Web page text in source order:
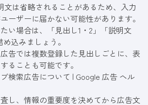
文は省略されることがあるため、入力
ーザーに届かない可能性があります。
い場合は、「見出し1・2」「説明文
込みましょう。
告では複数登録した見出しごとに、表
ることも可能です。
検索広告について | Google 広告 ヘル
し、情報の重要度を決めてから広告文